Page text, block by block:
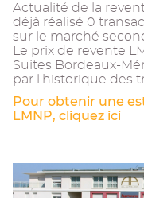
Actualité de la
déjà réalisé 0
sur le marché
Le prix de revente
Suites Bordeaux-
par l'historique des
Pour obtenir une
LMNP, cliquez ici